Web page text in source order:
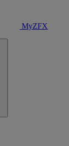
MyZFX